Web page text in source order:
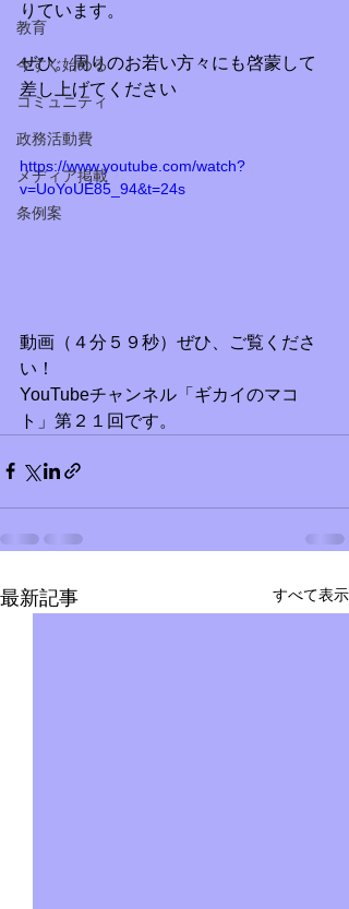
教育
今すぐ始める
コミュニティ
政務活動費
メディア掲載
条例案
りています。
ぜひ。周りのお若い方々にも啓蒙して
差し上げてください
https://www.youtube.com/watch?
v=UoYoUE85_94&t=24s
動画（４分５９秒）ぜひ、ご覧くださ
い！
YouTubeチャンネル「ギカイのマコ
ト」第２１回です。
最新記事 すべて表示